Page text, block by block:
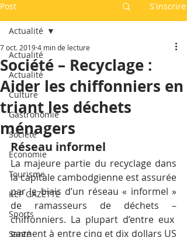
Post S'inscrire
Actualité
Actualité
Culture
Gastronomie
Société
Economie
Tourisme
KEP GAZETTE
Sports
Santé
Actualité
Société – Recyclage :
Aider les chiffonniers en
triant les déchets
ménagers
7 oct. 20194 min de lecture
Réseau informel
La majeure partie du recyclage dans
la capitale cambodgienne est assurée
par le biais d’un réseau « informel »
de ramasseurs de déchets –
chiffonniers. La plupart d’entre eux
gagnent à entre cinq et dix dollars US